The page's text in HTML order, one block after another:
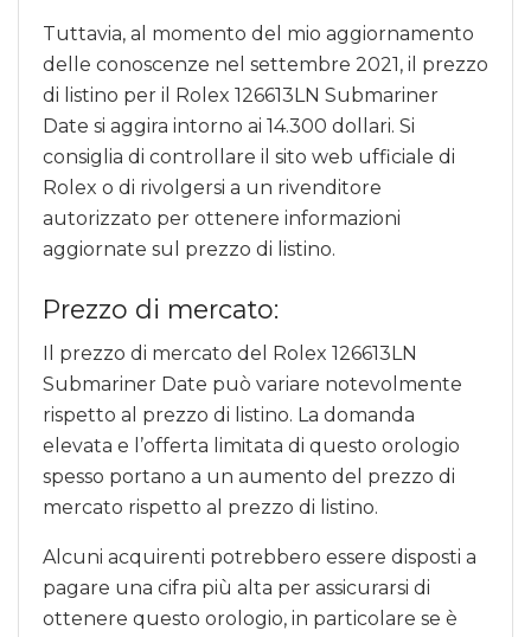
Tuttavia, al momento del mio aggiornamento
delle conoscenze nel settembre 2021, il prezzo
di listino per il Rolex 126613LN Submariner
Date si aggira intorno ai 14.300 dollari. Si
consiglia di controllare il sito web ufficiale di
Rolex o di rivolgersi a un rivenditore
autorizzato per ottenere informazioni
aggiornate sul prezzo di listino.
Prezzo di mercato:
Il prezzo di mercato del Rolex 126613LN
Submariner Date può variare notevolmente
rispetto al prezzo di listino. La domanda
elevata e l’offerta limitata di questo orologio
spesso portano a un aumento del prezzo di
mercato rispetto al prezzo di listino.
Alcuni acquirenti potrebbero essere disposti a
pagare una cifra più alta per assicurarsi di
ottenere questo orologio, in particolare se è